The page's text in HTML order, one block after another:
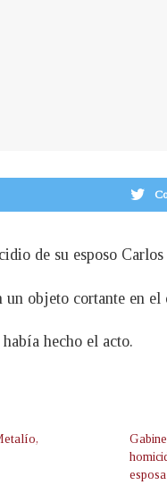
de su esposo Carlos
un objeto cortante en el
hecho el acto.
esposa